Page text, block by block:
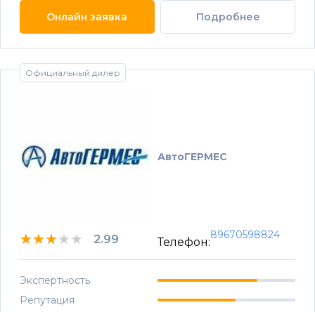
Онлайн заявка Подробнее
Официальный дилер
АвтоГЕРМЕС
★★★★★
★★★★★
★★★★★ 2.99 Телефон:
89670598824
Экспертность
Репутация